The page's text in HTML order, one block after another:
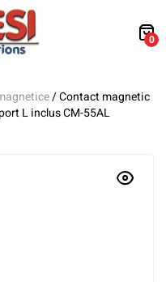
0
/ Contact magnetic
L inclus CM-55AL